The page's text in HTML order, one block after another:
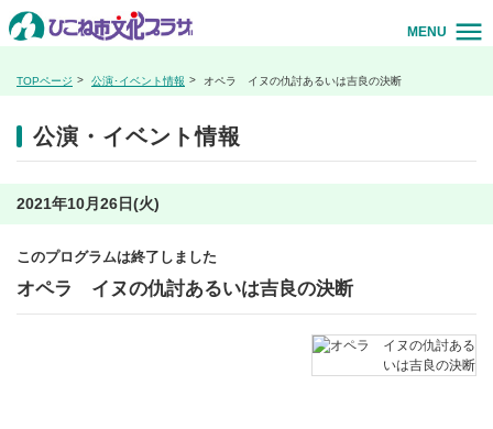
MENU
TOPページ 公演･イベント情報 オペラ イヌの仇討あるいは吉良の決断
公演・イベント情報
2021年10月26日(火)
このプログラムは終了しました
オペラ イヌの仇討あるいは吉良の決断